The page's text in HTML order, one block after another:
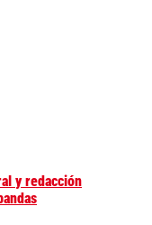
y redacción